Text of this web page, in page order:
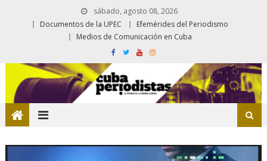
sábado, agosto 08, 2026
Documentos de la UPEC
Efemérides del Periodismo
Medios de Comunicación en Cuba